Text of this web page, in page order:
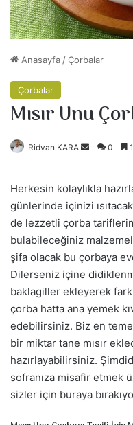
Anasayfa /Çorbalar
Çorbalar
Mısır Unu
Ridvan KARA
p
o
s
t
a
g
ö
n
d
e
r
0
Herkesin kolaylıkla
günlerinde içinizi
de lezzetli çorba
bulabileceğiniz
şifa olacak bu çorbaya
Dilerseniz içine
baklagiller ekleyerek
çorba hatta ana yemek
edebilirsiniz. Biz en
bir miktar tane mısır
hazırlayabilirsiniz.
sofranıza misafir etmek
sizler için buraya